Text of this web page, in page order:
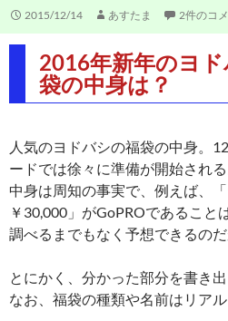
2015/12/14 あすたま 2件のコ
2016年新年のヨ
袋の中身は？
人気のヨドバシの福袋の中身。
ードでは徐々に準備が開始される
中身は周知の事実で、例えば、
￥30,000」がGoPROであること
調べるまでもなく予想できるの
とにかく、分かった部分を書き出
なお、福袋の種類や名前はリア